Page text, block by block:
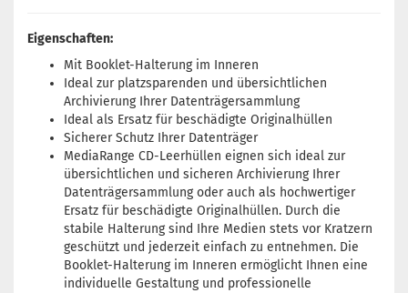
Eigenschaften:
Mit Booklet-Halterung im Inneren
Ideal zur platzsparenden und übersichtlichen
Archivierung Ihrer Datenträgersammlung
Ideal als Ersatz für beschädigte Originalhüllen
Sicherer Schutz Ihrer Datenträger
MediaRange CD-Leerhüllen eignen sich ideal zur
übersichtlichen und sicheren Archivierung Ihrer
Datenträgersammlung oder auch als hochwertiger
Ersatz für beschädigte Originalhüllen. Durch die
stabile Halterung sind Ihre Medien stets vor Kratzern
geschützt und jederzeit einfach zu entnehmen. Die
Booklet-Halterung im Inneren ermöglicht Ihnen eine
individuelle Gestaltung und professionelle